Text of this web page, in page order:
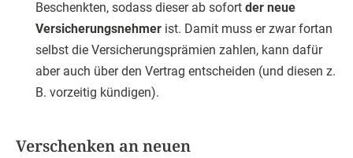
Beschenkten, sodass dieser ab sofort der neue
Versicherungsnehmer ist. Damit muss er zwar fortan
selbst die Versicherungsprämien zahlen, kann dafür
aber auch über den Vertrag entscheiden (und diesen z.
B. vorzeitig kündigen).
Verschenken an neuen